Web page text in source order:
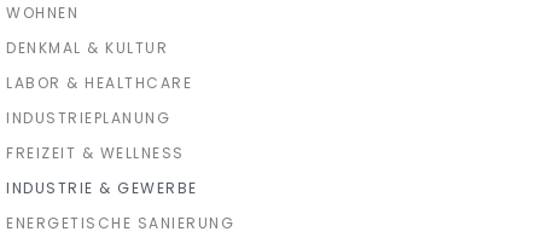
WOHNEN
DENKMAL & KULTUR
LABOR & HEALTHCARE
INDUSTRIEPLANUNG
FREIZEIT & WELLNESS
INDUSTRIE & GEWERBE
ENERGETISCHE SANIERUNG